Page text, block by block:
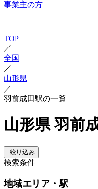
事業主の方
TOP
／
全国
／
山形県
／
羽前成田駅の一覧
山形県 羽前
絞り込み
検索条件
地域エリア・駅